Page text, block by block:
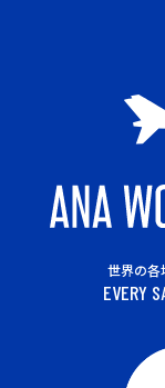
世界の各
EVERY